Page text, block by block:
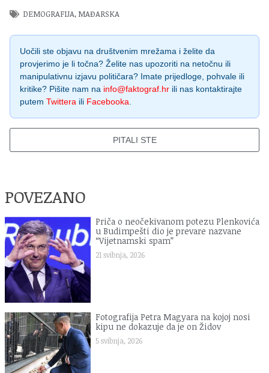
DEMOGRAFIJA, MAĐARSKA
Uočili ste objavu na društvenim mrežama i želite da
provjerimo je li točna? Želite nas upozoriti na netočnu ili
manipulativnu izjavu političara? Imate prijedloge, pohvale ili
kritike? Pišite nam na info@faktograf.hr ili nas kontaktirajte
putem Twittera ili Facebooka.
PITALI STE
POVEZANO
Priča o neočekivanom potezu Plenkovića
u Budimpešti dio je prevare nazvane
“Vijetnamski spam”
21 svibnja, 2026
Fotografija Petra Magyara na kojoj nosi
kipu ne dokazuje da je on Židov
5 svibnja, 2026